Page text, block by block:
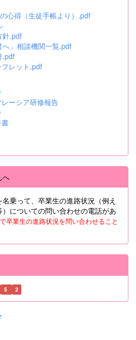
心得（生徒手帳より）.pdf
針.pdf
へ」相談機関一覧.pdf
.pdf
レット.pdf
ーシア研修報告
へ
乗って、卒業生の進路状況（例え
についての問い合わせの電話があ
卒業生の進路状況を問い合わせること
5 2